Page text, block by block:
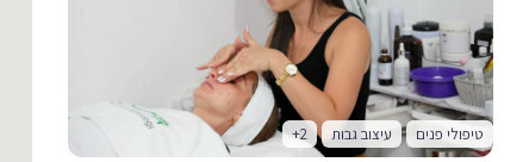
טיפולי פנים עיצוב גבות +2